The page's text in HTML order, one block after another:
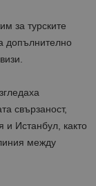
за турските
допълнително
свързаност,
Истанбул, както
между